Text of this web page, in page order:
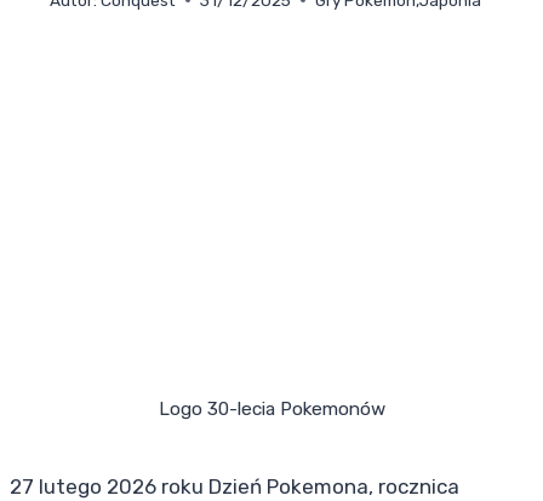
Logo 30-lecia Pokemonów
27 lutego 2026 roku Dzień Pokemona, rocznica